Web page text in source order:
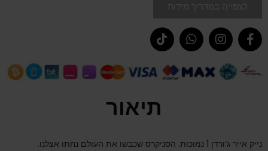
תיאור
נייק אייר ג’ורדן 1 נמוכות. הסניקרס שכבשו את העולם נחתו אצלנו.